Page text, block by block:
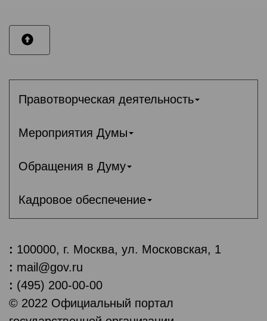
Правотворческая деятельность
Мероприятия Думы
Обращения в Думу
Кадровое обеспечение
: 100000, г. Москва, ул. Московская, 1
: mail@gov.ru
: (495) 200-00-00
© 2022 Официальный портал